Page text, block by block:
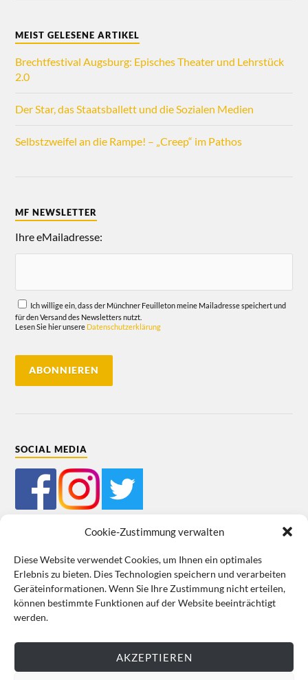
Cookie-Zustimmung verwalten
Diese Website verwendet Cookies, um Ihnen ein optimales
Erlebnis zu bieten. Dies Technologien speichern und verarbeiten
Geräteinformationen. Wenn Sie Ihre Zustimmung nicht erteilen,
können bestimmte Funktionen auf der Website beeinträchtigt
werden.
AKZEPTIEREN
MEIST GELESENE ARTIKEL
Brechtfestival Augsburg: Episches Theater und Lehrstück
2.0
Der Star, das Staatsballett und die Sozialen Medien
Selbstzweifel an die Rampe! – „Creep“ im Pathos
MF NEWSLETTER
Ihre eMailadresse:
Ich willige ein, dass der Münchner Feuilleton meine Mailadresse speichert und
für den Versand des Newsletters nutzt.
Lesen Sie hier unsere Datenschutzerklärung
SOCIAL MEDIA
Mein Bestellkonto Kundeninformationen Datenschutz
Cookie-Richtlinie (EU) Impressum
VERTRAG WIDERRUFEN